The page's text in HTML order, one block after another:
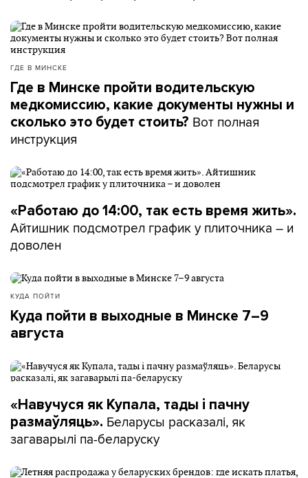
ГДЕ В МИНСКЕ
Где в Минске пройти водительскую
медкомиссию, какие документы нужны и
сколько это будет стоить? Вот полная
инструкция
«Работаю до 14:00, так есть время жить».
Айтишник подсмотрел график у плиточника – и
доволен
КУДА ПОЙТИ
Куда пойти в выходные в Минске 7–9
августа
«Навучуся як Купала, тады і пачну
размаўляць». Беларусы расказалі, як
загаварылі па-беларуску